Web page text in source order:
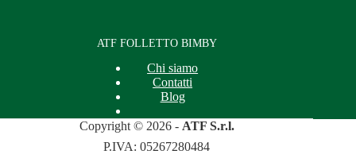
ATF FOLLETTO BIMBY
Chi siamo
Contatti
Blog
Copyright © 2026 - ATF S.r.l.
P.IVA: 05267280484